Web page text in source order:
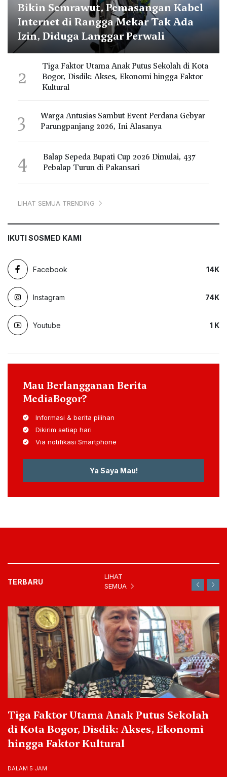
Bikin Semrawut, Pemasangan Kabel
Internet di Rangga Mekar Tak Ada
Izin, Diduga Langgar Perwali
2
Tiga Faktor Utama Anak Putus Sekolah di Kota
Bogor, Disdik: Akses, Ekonomi hingga Faktor
Kultural
3
Warga Antusias Sambut Event Perdana Gebyar
Parungpanjang 2026, Ini Alasanya
4
Balap Sepeda Bupati Cup 2026 Dimulai, 437
Pebalap Turun di Pakansari
LIHAT SEMUA TRENDING
IKUTI SOSMED KAMI
Facebook 14K
Instagram 74K
Youtube 1 K
Mau Berlangganan Berita
MediaBogor?
Informasi & berita pilihan
Dikirim setiap hari
Via notifikasi Smartphone
Ya Saya Mau!
TERBARU
LIHAT
SEMUA
Tiga Faktor Utama Anak Putus Sekolah
di Kota Bogor, Disdik: Akses, Ekonomi
hingga Faktor Kultural
DALAM 5 JAM